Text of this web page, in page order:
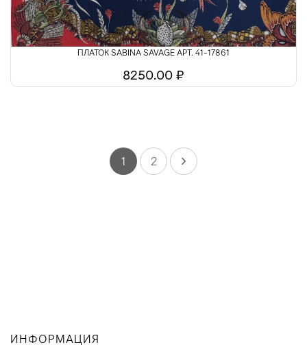
ПЛАТОК SABINA SAVAGE АРТ. 41-17861
8250.00 ₽
1 2
ИНФОРМАЦИЯ